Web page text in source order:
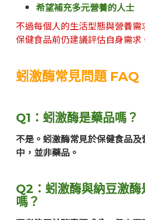
希望補充多元營養的人士
不過每個人的生活型態與營養需
保健食品前仍建議評估自身需求
蚓激酶常見問題 FAQ
Q1：蚓激酶是藥品嗎？
不是。蚓激酶常見於保健食品及
中，並非藥品。
Q2：蚓激酶與納豆激酶
嗎？